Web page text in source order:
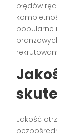
błędów
popularne
Jakość